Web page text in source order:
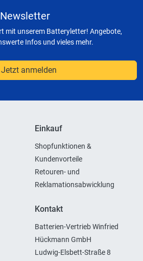
mit unserem Batteryletter! Angebote,
Infos und vieles mehr.
Jetzt anmelden
Einkauf
Shopfunktionen &
Kundenvorteile
Retouren- und
Reklamationsabwicklung
Kontakt
Batterien-Vertrieb Winfried
Hückmann GmbH
Ludwig-Elsbett-Straße 8